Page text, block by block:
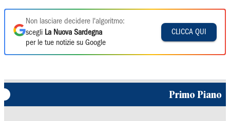
Non lasciare decidere l'algoritmo:
scegli La Nuova Sardegna
per le tue notizie su Google
CLICCA QUI
Primo Piano